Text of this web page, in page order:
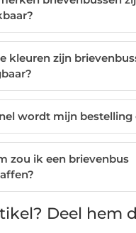
kleuren zijn
wordt mijn bestelling
zou ik een brievenbus
Deel hem